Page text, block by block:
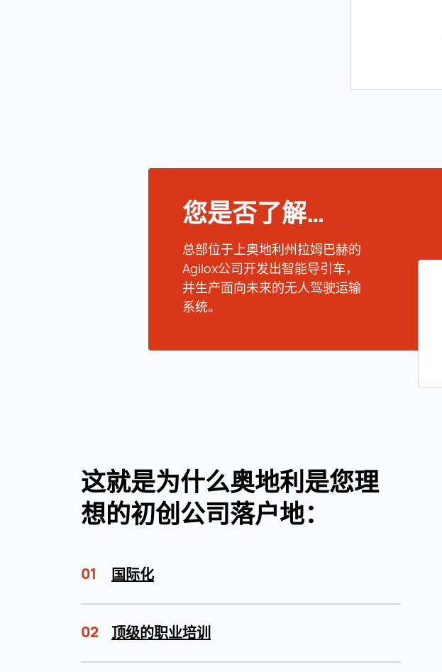
您是否了解…
总部位于上奥地利州拉姆巴赫的
Agilox公司开发出智能导引车，
并生产面向未来的无人驾驶运输
系统。
这就是为什么奥地利是您理
想的初创公司落户地：
01 国际化
02 顶级的职业培训